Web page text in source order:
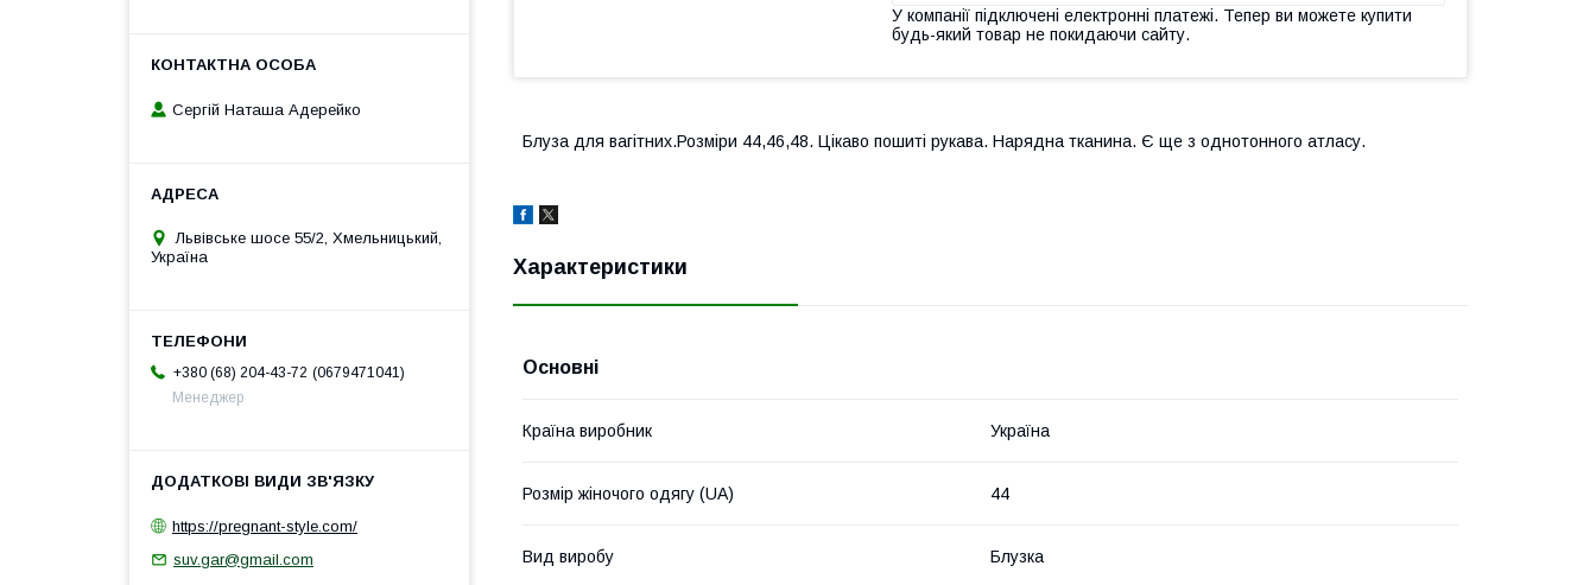
У компанії підключені електронні платежі. Тепер ви можете купити
будь-який товар не покидаючи сайту.
Блуза для вагітних.Розміри 44,46,48. Цікаво пошиті рукава. Нарядна тканина. Є ще з однотонного атласу.
Характеристики
Основні
Країна виробник Україна
Розмір жіночого одягу (UA) 44
Вид виробу Блузка
Сергій Наташа Адерейко
Львівське шосе 55/2, Хмельницький,
Україна
+380 (68) 204-43-72
0679471041
Менеджер
https://pregnant-style.com/
suv.gar@gmail.com